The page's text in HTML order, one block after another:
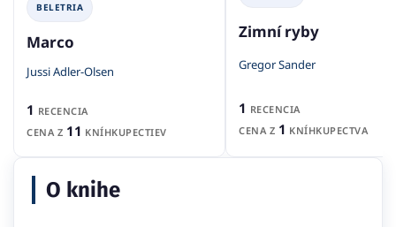
BELETRIA
Marco
Jussi Adler-Olsen
1 RECENCIA
CENA Z 11 KNÍHKUPECTIEV
Zimní ryby
Gregor Sander
1 RECENCIA
CENA Z 1 KNÍHKUPECTVA
O knihe